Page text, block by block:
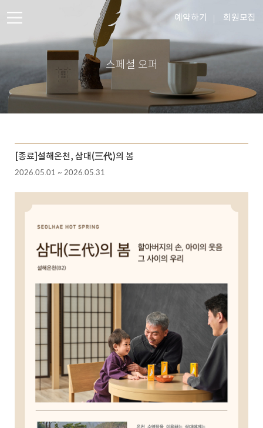
예약하기 회원모집
스페셜 오퍼
[종료]설해온천, 삼대(三代)의 봄
2026.05.01 ~ 2026.05.31